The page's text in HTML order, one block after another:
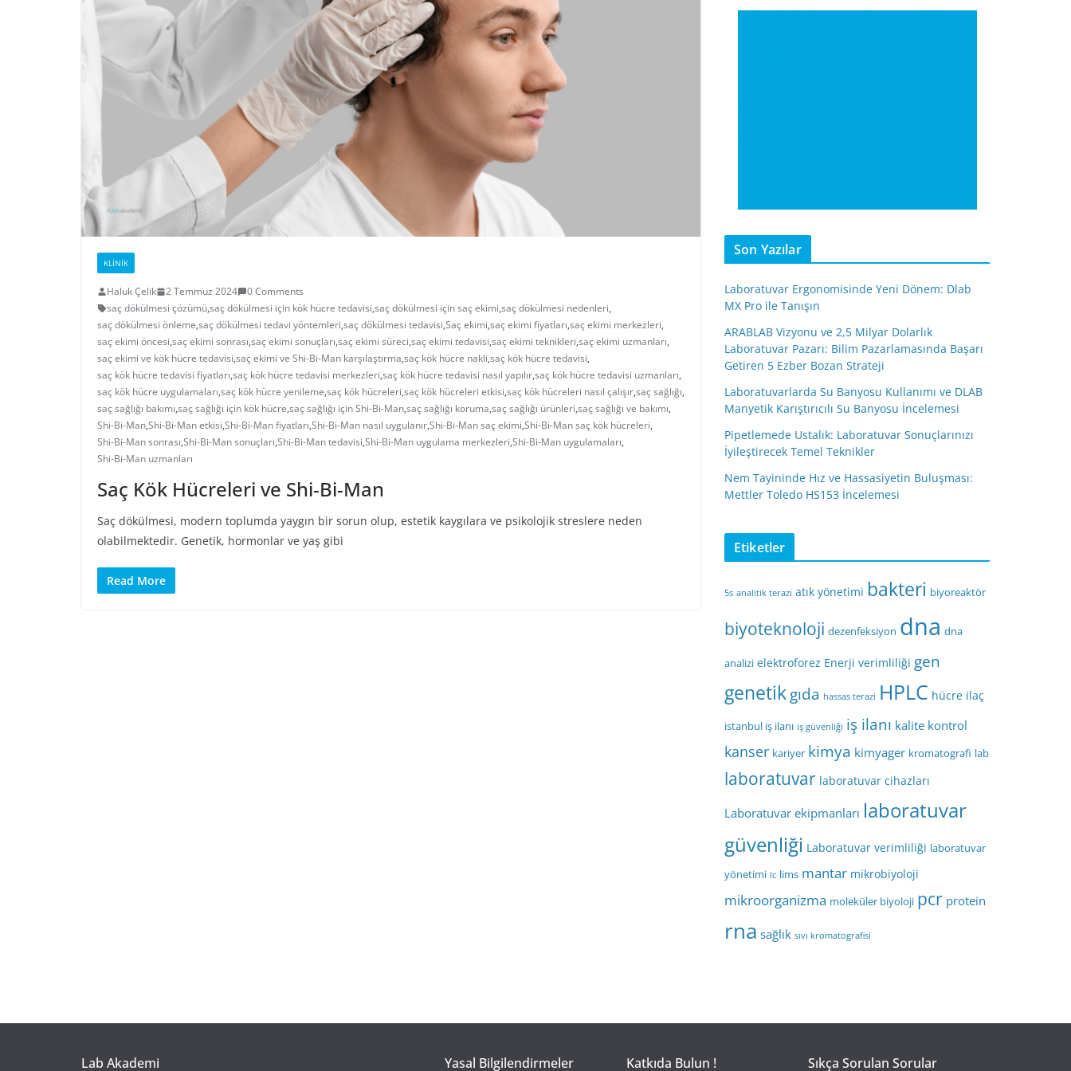
KLINIK
Haluk Çelik 2 Temmuz 2024
0 Comments
saç dökülmesi çözümü,saç dökülmesi için kök hücre tedavisi,saç dökülmesi için saç ekimi,saç dökülmesi nedenleri,
saç dökülmesi önleme,saç dökülmesi tedavi yöntemleri,saç dökülmesi tedavisi,Saç ekimi,saç ekimi fiyatları,saç ekimi merkezleri,
saç ekimi öncesi,saç ekimi sonrası,saç ekimi sonuçları,saç ekimi süreci,saç ekimi tedavisi,saç ekimi teknikleri,saç ekimi uzmanları,
saç ekimi ve kök hücre tedavisi,saç ekimi ve Shi-Bi-Man karşılaştırma,saç kök hücre nakli,saç kök hücre tedavisi,
saç kök hücre tedavisi fiyatları,saç kök hücre tedavisi merkezleri,saç kök hücre tedavisi nasıl yapılır,saç kök hücre tedavisi uzmanları,
saç kök hücre uygulamaları,saç kök hücre yenileme,saç kök hücreleri,saç kök hücreleri etkisi,saç kök hücreleri nasıl çalışır,saç sağlığı,
saç sağlığı bakımı,saç sağlığı için kök hücre,saç sağlığı için Shi-Bi-Man,saç sağlığı koruma,saç sağlığı ürünleri,saç sağlığı ve bakımı,
Shi-Bi-Man,Shi-Bi-Man etkisi,Shi-Bi-Man fiyatları,Shi-Bi-Man nasıl uygulanır,Shi-Bi-Man saç ekimi,Shi-Bi-Man saç kök hücreleri,
Shi-Bi-Man sonrası,Shi-Bi-Man sonuçları,Shi-Bi-Man tedavisi,Shi-Bi-Man uygulama merkezleri,Shi-Bi-Man uygulamaları,
Shi-Bi-Man uzmanları
Saç Kök Hücreleri ve Shi-Bi-Man
Saç dökülmesi, modern toplumda yaygın bir sorun olup, estetik kaygılara ve psikolojik streslere neden
olabilmektedir. Genetik, hormonlar ve yaş gibi
Read More
Son Yazılar
Laboratuvar Ergonomisinde Yeni Dönem: Dlab
MX Pro ile Tanışın
ARABLAB Vizyonu ve 2,5 Milyar Dolarlık
Laboratuvar Pazarı: Bilim Pazarlamasında Başarı
Getiren 5 Ezber Bozan Strateji
Laboratuvarlarda Su Banyosu Kullanımı ve DLAB
Manyetik Karıştırıcılı Su Banyosu İncelemesi
Pipetlemede Ustalık: Laboratuvar Sonuçlarınızı
İyileştirecek Temel Teknikler
Nem Tayininde Hız ve Hassasiyetin Buluşması:
Mettler Toledo HS153 İncelemesi
Etiketler
5s analitik terazi atık yönetimi bakteri biyoreaktör
biyoteknoloji dezenfeksiyon dna dna
analizi elektroforez Enerji verimliliği gen
genetikgıda hassas terazi HPLC hücre ilaç
istanbul iş ilanı iş güvenliği iş ilanı kalite kontrol
kanser kariyer kimya kimyager kromatografi lab
laboratuvar laboratuvar cihazları
Laboratuvar ekipmanları laboratuvar
güvenliği Laboratuvar verimliliği laboratuvar
yönetimi lc lims mantar mikrobiyoloji
mikroorganizma moleküler biyoloji pcr protein
rna sağlık sıvı kromatografisi
Lab Akademi Yasal Bilgilendirmeler Katkıda Bulun ! Sıkça Sorulan Sorular